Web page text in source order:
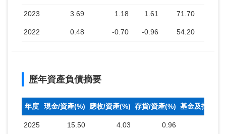
2023 3.69 1.18 1.61 71.70
2022 0.48 -0.70 -0.96 54.20
歷年資產負債摘要
年度 現金/資產(%) 應收/資產(%) 存貨/資產(%) 基金及投資(%)
2025 15.50 4.03 0.96